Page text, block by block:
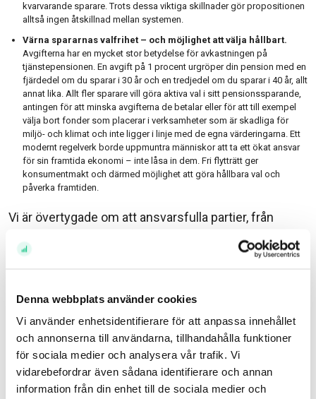
Denna webbplats använder cookies
Vi använder enhetsidentifierare för att anpassa innehållet
och annonserna till användarna, tillhandahålla funktioner
för sociala medier och analysera vår trafik. Vi
vidarebefordrar även sådana identifierare och annan
information från din enhet till de sociala medier och
kvarvarande sparare. Trots dessa viktiga skillnader gör propositionen
alltså ingen åtskillnad mellan systemen.
Värna spararnas valfrihet – och möjlighet att välja hållbart.
Avgifterna har en mycket stor betydelse för avkastningen på
tjänstepensionen. En avgift på 1 procent urgröper din pension med en
fjärdedel om du sparar i 30 år och en tredjedel om du sparar i 40 år, allt
annat lika. Allt fler sparare vill göra aktiva val i sitt pensionssparande,
antingen för att minska avgifterna de betalar eller för att till exempel
välja bort fonder som placerar i verksamheter som är skadliga för
miljö- och klimat och inte ligger i linje med de egna värderingarna. Ett
modernt regelverk borde uppmuntra människor att ta ett ökat ansvar
för sin framtida ekonomi – inte låsa in dem. Fri flytträtt ger
konsumentmakt och därmed möjlighet att göra hållbara val och
påverka framtiden.
Vi är övertygade om att ansvarsfulla partier, från
möjligheter att påverka sin pension behöver stärkas?
maratonlopp med en tung ryggsäck på ryggen?
Ännu finns tid att göra om och göra rätt.
Sven Hagströmer och Åsa Mindus Söderlund